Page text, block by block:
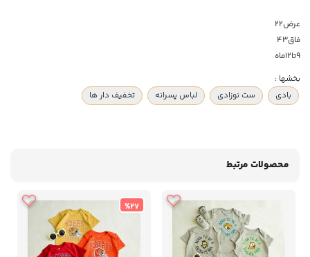
عرض۲۲
فاق۴۳
۹تا۱۲ماه
بخشها :
بادی
ست نوزادی لباس پسرانه تخفیف دار ها
محصولات مرتبط
%27